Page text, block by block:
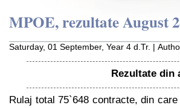
MPOE, rezultate August
Saturday, 01 September, Year 4 d.Tr. |
Rezultate din
Rulaj total 75`648 contracte, din